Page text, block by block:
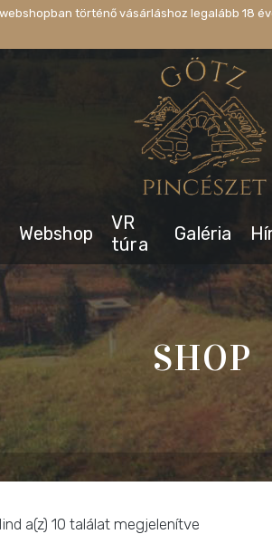
történő vásárláshoz legalább 18
Webshop
VR
túra
Galéria
SHOP
a(z) 10 találat megjelenítve